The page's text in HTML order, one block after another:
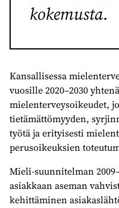
kokemusta.
Kansallisessa
vuosille 2020–2030
mielenterveysoikeudet,
tietämättömyyden,
työtä ja erityisesti
perusoikeuksien
Mieli-suunnitelman
asiakkaan aseman
kehittäminen